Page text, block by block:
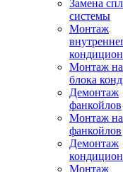
Замена
системы
Монтаж
Монтаж
блока
Демонтаж
фанкойлов
Монтаж
фанкойлов
Демонтаж
Монтаж